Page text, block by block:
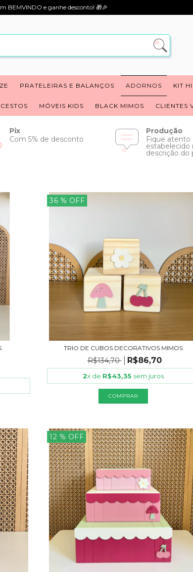
BEMVINDO e ganhe desconto! 🎁🎉
PRATELEIRAS E BALANÇOS ADORNOS KIT
CESTOS MÓVEIS KIDS BLACK MIMOS CLIENTES
Pix
Com 5% de desconto
Produção
Fique atento
estabelecido
descrição do
36 % OFF
TRIO DE CUBOS DECORATIVOS MIMOS
R$134,70 R$86,70
2x de R$43,35 sem juros
12 % OFF